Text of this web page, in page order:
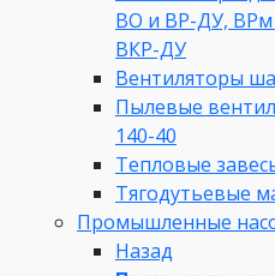
ВО и ВР-ДУ,
ВКР-ДУ
Вентиляторы
Пылевые
140-40
Тепловые
Тягодутьевые
Промышленные
Назад